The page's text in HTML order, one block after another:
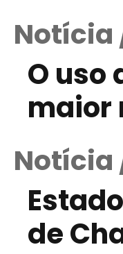
Notícia
O uso
maior
Notícia
de